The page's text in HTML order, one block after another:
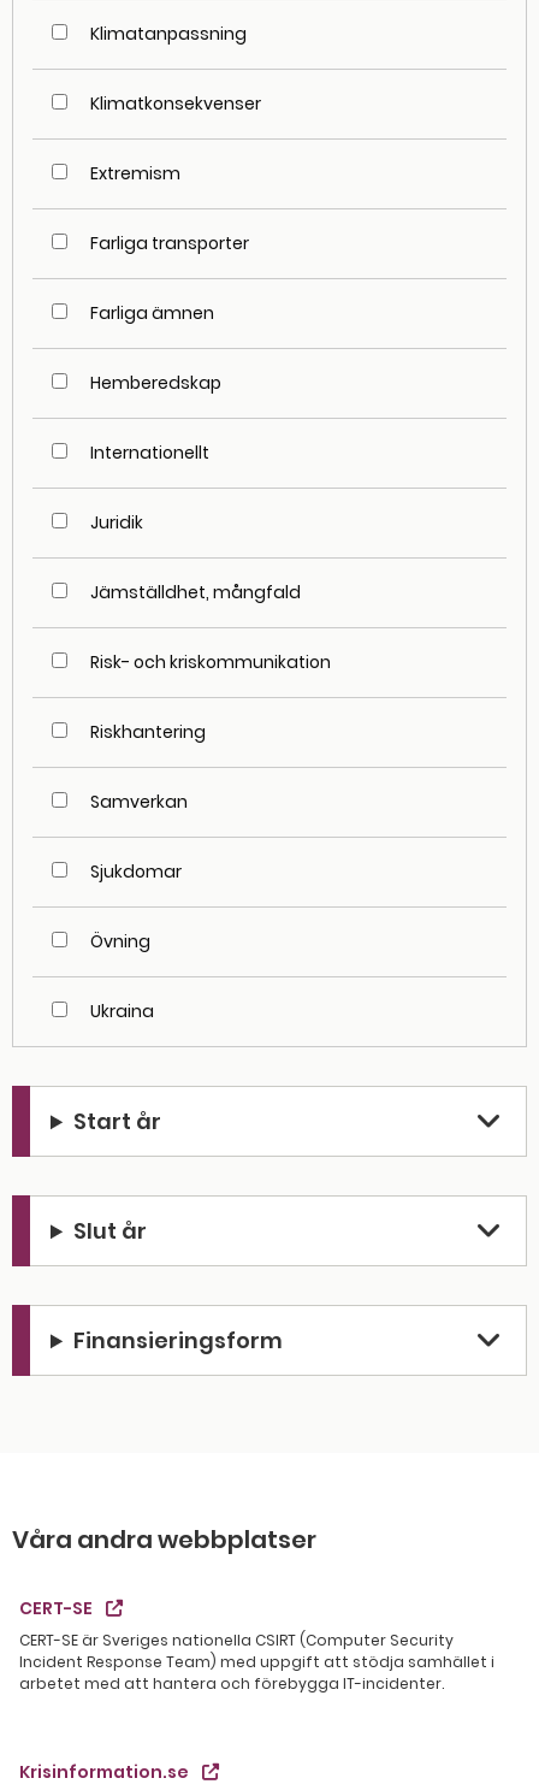
Klimatanpassning
Klimatkonsekvenser
Extremism
Farliga transporter
Farliga ämnen
Hemberedskap
Internationellt
Juridik
Jämställdhet, mångfald
Risk- och kriskommunikation
Riskhantering
Samverkan
Sjukdomar
Övning
Ukraina
Start år
Slut år
Finansieringsform
Våra andra webbplatser
CERT-SE
CERT-SE är Sveriges nationella CSIRT (Computer Security
Incident Response Team) med uppgift att stödja samhället i
arbetet med att hantera och förebygga IT-incidenter.
Krisinformation.se